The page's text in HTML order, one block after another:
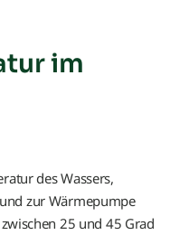
im
des Wassers,
zur Wärmepumpe
25 und 45 Grad